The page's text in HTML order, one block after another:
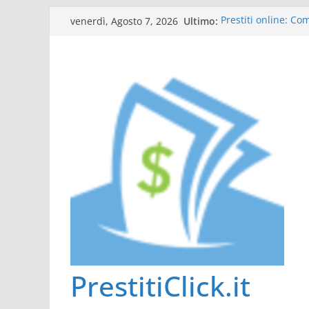
Saltavenerdì, Agosto 7, 2026 Ultimo: Prestiti online:
PrestitiClick.it